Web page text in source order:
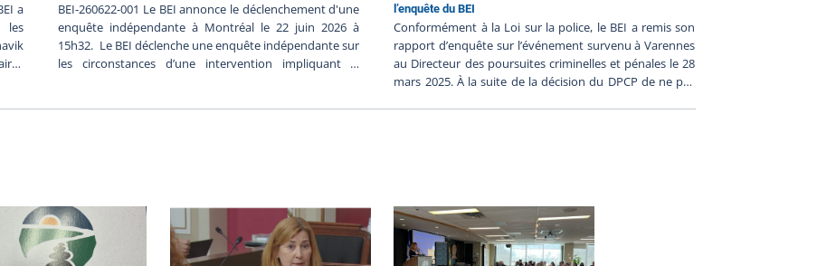
a
les
ils
BEI-260622-001 Le BEI annonce le déclenchement d'une
enquête indépendante à Montréal le 22 juin 2026 à
15h32. Le BEI déclenche une enquête indépendante sur
les circonstances d’une intervention impliquant le
service, décède, subit une blessure grave ou est blessée
par une arme à feu utilisée par un policier lors d'une
intervention policière ou durant sa détention par un
corps de police. Dix enquêteurs du BEI ont été chargés
l’enquête du BEI
Conformément à la Loi sur la police, le BEI a remis son
rapport d’enquête sur l’événement survenu à Varennes
au Directeur des poursuites criminelles et pénales le 28
mars 2025. À la suite de la décision du DPCP de ne pas
a été gravement blessée lors d'une intervention
impliquant Régie intermunicipale de police de Richelieu-
Saint-Laurent (RIPRSL). La trame factuelle de cet
événement est relatée dans le communiqué du